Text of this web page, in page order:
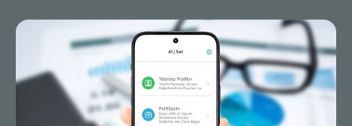
Sağlam Kart